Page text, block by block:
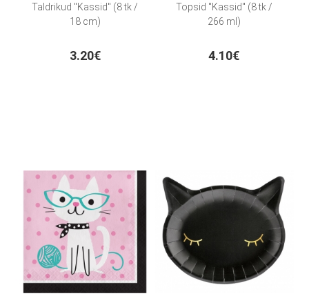
Taldrikud "Kassid" (8 tk /
18 cm)
3.20€
Topsid "Kassid" (8 tk /
266 ml)
4.10€